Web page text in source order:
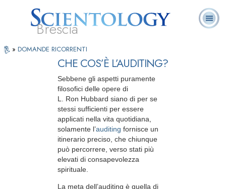
Brescia
L. Ron Hubbard:
Fondatore
Che cos’è
Scientology?
Play » DOMANDE RICORRENTI
CHE COS’È L’AUDITING?
Sebbene gli aspetti puramente
filosofici delle opere di
L. Ron Hubbard siano di per se
stessi sufficienti per essere
applicati nella vita quotidiana,
solamente l’auditing fornisce un
itinerario preciso, che chiunque
può percorrere, verso stati più
elevati di consapevolezza
spirituale.
La meta dell’auditing è quella di